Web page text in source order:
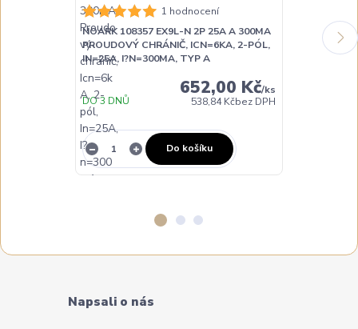
1 hodnocení
NOARK 108357 EX9L-N 2P 25A A 300MA
PROUDOVÝ CHRÁNIČ, ICN=6KA, 2-PÓL,
IN=25A, I?N=300MA, TYP A
652,00 Kč/ks
538,84 Kčbez DPH
DO 3 DNŮ
Do košíku
PROUDOVÝ
IN=40A,
Napsali o nás